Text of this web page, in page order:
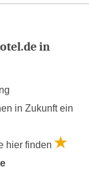
in
in Zukunft ein
hier finden